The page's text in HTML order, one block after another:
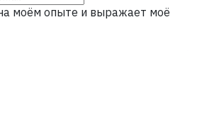
моём опыте и выражает моё